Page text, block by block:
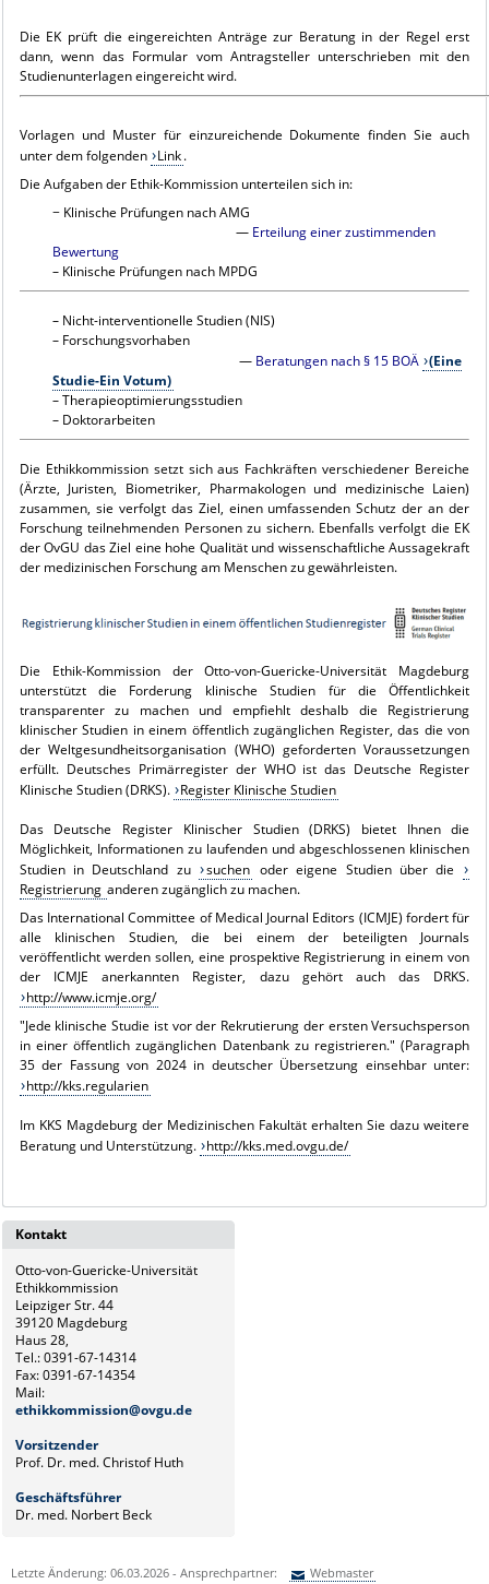
Die EK prüft die eingereichten Anträge zur Beratung in der Regel erst
dann, wenn das Formular vom Antragsteller unterschrieben mit den
Studienunterlagen eingereicht wird.
Vorlagen und Muster für einzureichende Dokumente finden Sie auch
unter dem folgenden Link.
Die Aufgaben der Ethik-Kommission unterteilen sich in:
− Klinische Prüfungen nach AMG
— Erteilung einer zustimmenden
Bewertung
– Klinische Prüfungen nach MPDG
– Nicht-interventionelle Studien (NIS)
– Forschungsvorhaben
— Beratungen nach § 15 BOÄ (Eine
Studie-Ein Votum)
– Therapieoptimierungsstudien
– Doktorarbeiten
Die Ethikkommission setzt sich aus Fachkräften verschiedener Bereiche
(Ärzte, Juristen, Biometriker, Pharmakologen und medizinische Laien)
zusammen, sie verfolgt das Ziel, einen umfassenden Schutz der an der
Forschung teilnehmenden Personen zu sichern. Ebenfalls verfolgt die EK
der OvGU das Ziel eine hohe Qualität und wissenschaftliche Aussagekraft
der medizinischen Forschung am Menschen zu gewährleisten.
Die Ethik-Kommission der Otto-von-Guericke-Universität Magdeburg
unterstützt die Forderung klinische Studien für die Öffentlichkeit
transparenter zu machen und empfiehlt deshalb die Registrierung
klinischer Studien in einem öffentlich zugänglichen Register, das die von
der Weltgesundheitsorganisation (WHO) geforderten Voraussetzungen
erfüllt. Deutsches Primärregister der WHO ist das Deutsche Register
Klinische Studien (DRKS). Register Klinische Studien
Das Deutsche Register Klinischer Studien (DRKS) bietet Ihnen die
Möglichkeit, Informationen zu laufenden und abgeschlossenen klinischen
Studien in Deutschland zu
suchen oder eigene Studien über die
Registrierung anderen zugänglich zu machen.
Das International Committee of Medical Journal Editors (ICMJE) fordert für
alle klinischen Studien, die bei einem der beteiligten Journals
veröffentlicht werden sollen, eine prospektive Registrierung in einem von
der ICMJE anerkannten Register, dazu gehört auch das DRKS.
http://www.icmje.org/
"Jede klinische Studie ist vor der Rekrutierung der ersten Versuchsperson
in einer öffentlich zugänglichen Datenbank zu registrieren." (Paragraph
35 der Fassung von 2024 in deutscher Übersetzung einsehbar unter:
http://kks.regularien
Im KKS Magdeburg der Medizinischen Fakultät erhalten Sie dazu weitere
Beratung und Unterstützung. http://kks.med.ovgu.de/
Kontakt
Otto-von-Guericke-Universität
Ethikkommission
Leipziger Str. 44
39120 Magdeburg
Haus 28,
Tel.:0391-67-14314
Fax: 0391-67-14354
Mail:
ethikkommission@ovgu.de
Vorsitzender
Prof. Dr. med. Christof Huth
Geschäftsführer
Dr. med. Norbert Beck
Letzte Änderung: 06.03.2026 - Ansprechpartner: Webmaster